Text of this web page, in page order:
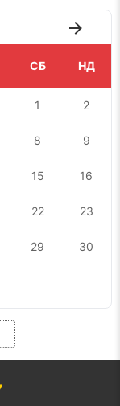
СБ НД
1 2
8 9
15 16
22 23
29 30